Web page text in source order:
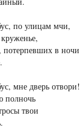
по улицам мчи,
потерпевших в ночи
мне дверь отвори!
полночь
твои